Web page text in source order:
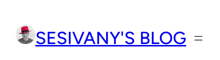
obsah
SESIVANY'S BLOG